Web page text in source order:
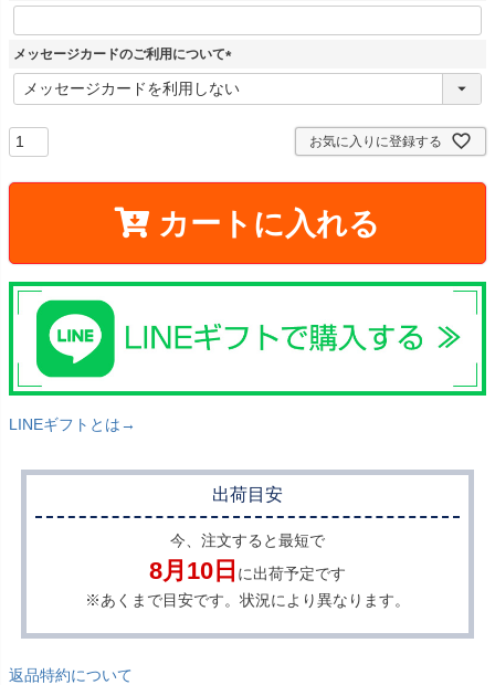
メッセージカードのご利用について
(
必
お気に入りに登録する
カートに入れる
LINEギフトとは→
出荷目安
今、注文すると最短で
8月10日 に出荷予定です
※あくまで目安です。状況により異なります。
返品特約について